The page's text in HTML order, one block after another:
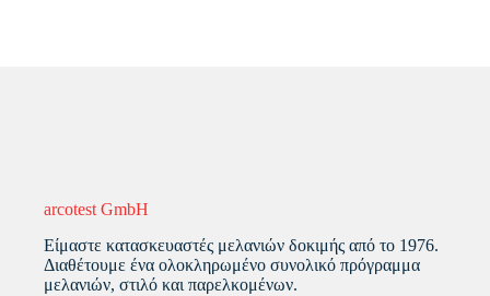
arcotest GmbH
Είμαστε κατασκευαστές μελανιών δοκιμής από το 1976.
Διαθέτουμε ένα ολοκληρωμένο συνολικό πρόγραμμα
μελανιών, στιλό και παρελκομένων.